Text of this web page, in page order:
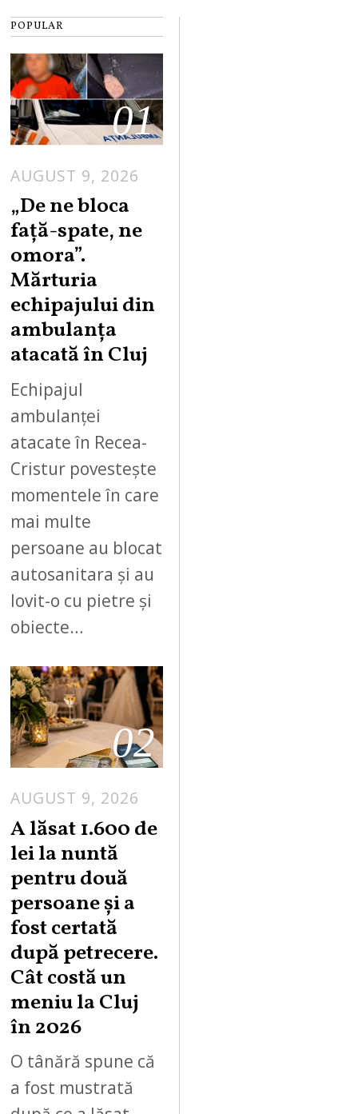
POPULAR
01
AUGUST 9, 2026
„De ne bloca
față-spate, ne
omora”.
Mărturia
echipajului din
ambulanța
atacată în Cluj
Echipajul
ambulanței
atacate în Recea-
Cristur povestește
momentele în care
mai multe
persoane au blocat
autosanitara și au
lovit-o cu pietre și
obiecte…
02
AUGUST 9, 2026
A lăsat 1.600 de
lei la nuntă
pentru două
persoane și a
fost certată
după petrecere.
Cât costă un
meniu la Cluj
în 2026
O tânără spune că
a fost mustrată